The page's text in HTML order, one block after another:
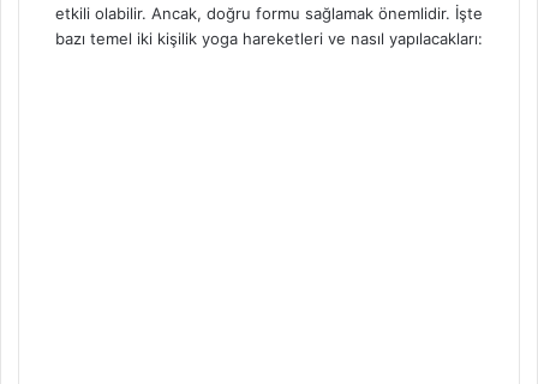
etkili olabilir. Ancak, doğru formu sağlamak önemlidir. İşte
bazı temel iki kişilik yoga hareketleri ve nasıl yapılacakları: